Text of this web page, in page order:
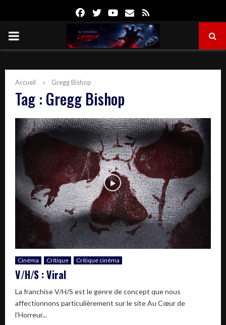
FacebookTwitterYoutube
Email
PRIMARY
Accueil Gregg Bishop
Tag : Gregg Bishop
Cinéma Critique Critique cinéma
V/H/S : Viral
La franchise V/H/S est le genre de concept que nous
affectionnons particulièrement sur le site Au Cœur de
l’Horreur...